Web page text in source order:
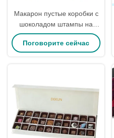
Макарон пустые коробки с
шоколадом штампы на
заказ коробка с шоколадом
на День святого Валентина
Поговорите сейчас